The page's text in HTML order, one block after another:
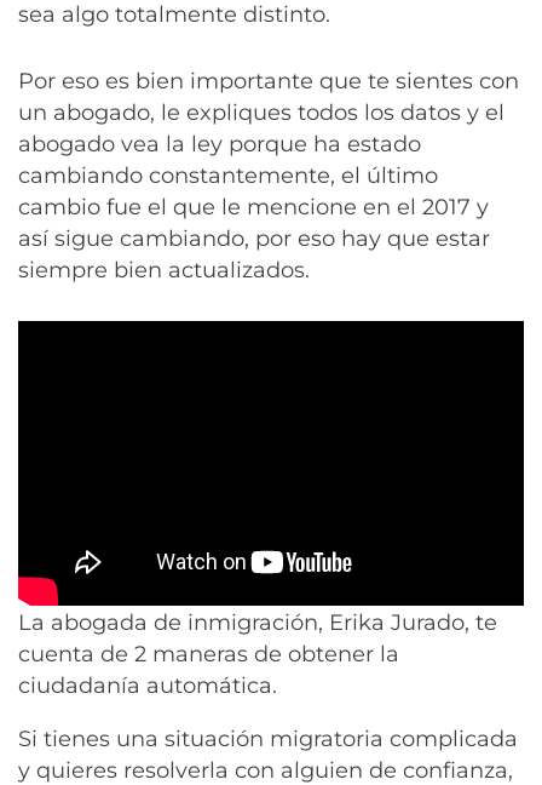
sea algo totalmente distinto.
Por eso es bien importante que te sientes con
un abogado, le expliques todos los datos y el
abogado vea la ley porque ha estado
cambiando constantemente, el último
cambio fue el que le mencione en el 2017 y
así sigue cambiando, por eso hay que estar
siempre bien actualizados.
La abogada de inmigración, Erika Jurado, te
cuenta de 2 maneras de obtener la
ciudadanía automática.
Si tienes una situación migratoria complicada
y quieres resolverla con alguien de confianza,